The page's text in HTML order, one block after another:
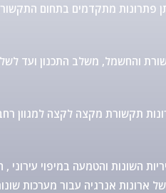
תקשורת מקצה לקצה למגוון
השונות והטמעה במיפוי
ארונות אנרגיה עבור מערכות